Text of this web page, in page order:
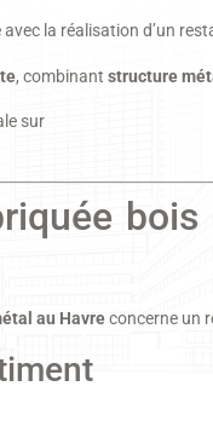
la réalisation d’un
, combinant structure
sur
au Havreconcerne un